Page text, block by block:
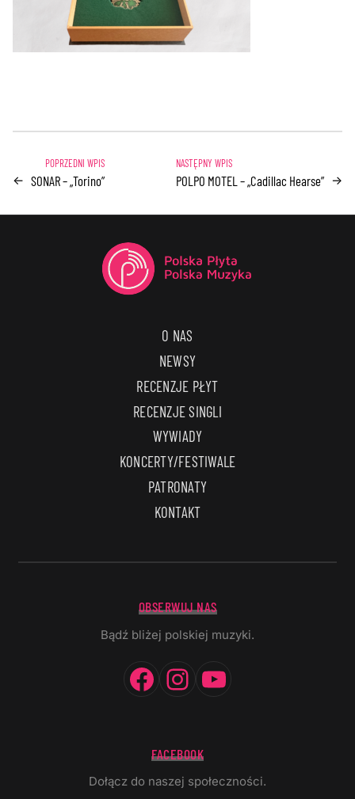
← SONAR – „Torino” POLPO MOTEL – „Cadillac Hearse” →
O NAS
NEWSY
RECENZJE PŁYT
RECENZJE SINGLI
WYWIADY
KONCERTY/FESTIWALE
PATRONATY
KONTAKT
OBSERWUJ NAS
Bądź bliżej polskiej muzyki.
Facebook
Instagram
FACEBOOK
Dołącz do naszej społeczności.